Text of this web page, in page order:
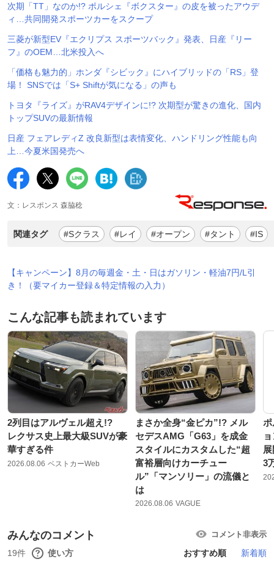
次期「TT」なのか!? ポルシェ『ボクスター』の皮を被ったアウデ
ィ…共同開発スポーツカーをスクープ
三菱が新型EV『エクリプス スポーツバック』発表、日産『リー
フ』のOEM…北米投入へ
「価格も魅力的」ホンダ『シビック』にハイブリッドの「RS」登
場！ SNSでは「S+ Shiftが気になる」の声も
トヨタ『ライズ』がRAV4デザインに!? 次期型が驚きの進化、国内
トップSUVの最新情報
日産 フェアレディZ 改良新型は表情変化、ハンドリング性能も向
上…今夏米国発売へ
文：レスポンス 森脇稔
関連タグ #Sクラス #レイ #オープン #タント #IS
【キャンペーン】8月の毎週金・土・日はガソリン・軽油7円/L引
き！（要マイカー登録＆特定情報の入力）
こんな記事も読まれています
2列目はアルヴェル超え!?
レクサス史上最大級SUVが豪
華すぎる件
2026.08.06 ベストカーWeb
まさか全身“金ピカ”!? メル
セデスAMG「G63」を成金
スタイルにカスタムした“超
富裕層向けカーチュー
ル”「マンソリー」の流儀と
は
2026.08.06 VAGUE
3
みんなのコメント コメント非表示
19件 使い方 おすすめ順 新着順